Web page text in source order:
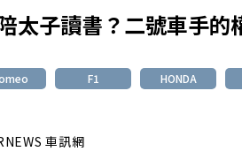
太子讀書？二號車手的
F1 HONDA
車訊網